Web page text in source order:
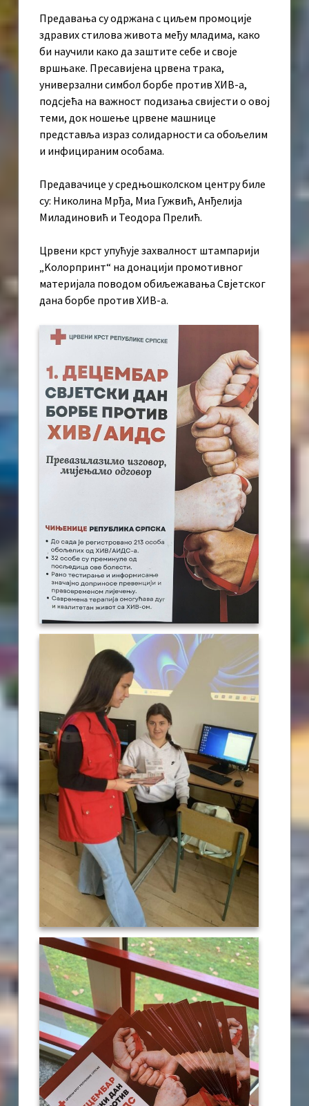
Предавања су одржана с циљем промоције
здравих стилова живота међу младима, како
би научили како да заштите себе и своје
вршњаке. Пресавијена црвена трака,
универзални симбол борбе против ХИВ-а,
подсјећа на важност подизања свијести о овој
теми, док ношење црвене машнице
представља израз солидарности са обољелим
и инфицираним особама.
Предавачице у средњошколском центру биле
су: Николина Мрђа, Миа Гужвић, Анђелија
Миладиновић и Теодора Прелић.
Црвени крст упућује захвалност штампарији
„Kолорпринт“ на донацији промотивног
материјала поводом обиљежавања Свјетског
дана борбе против ХИВ-а.